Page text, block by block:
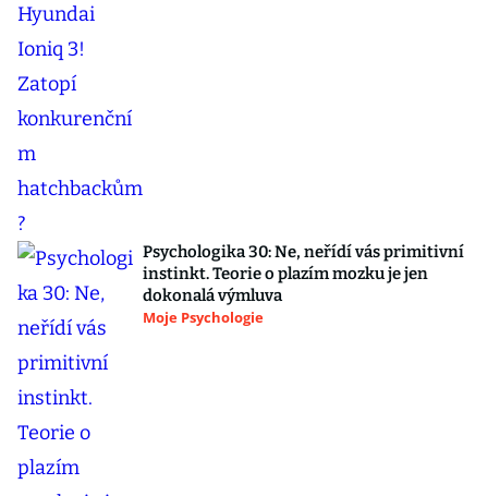
Psychologika 30: Ne, neřídí vás primitivní
instinkt. Teorie o plazím mozku je jen
dokonalá výmluva
Moje Psychologie